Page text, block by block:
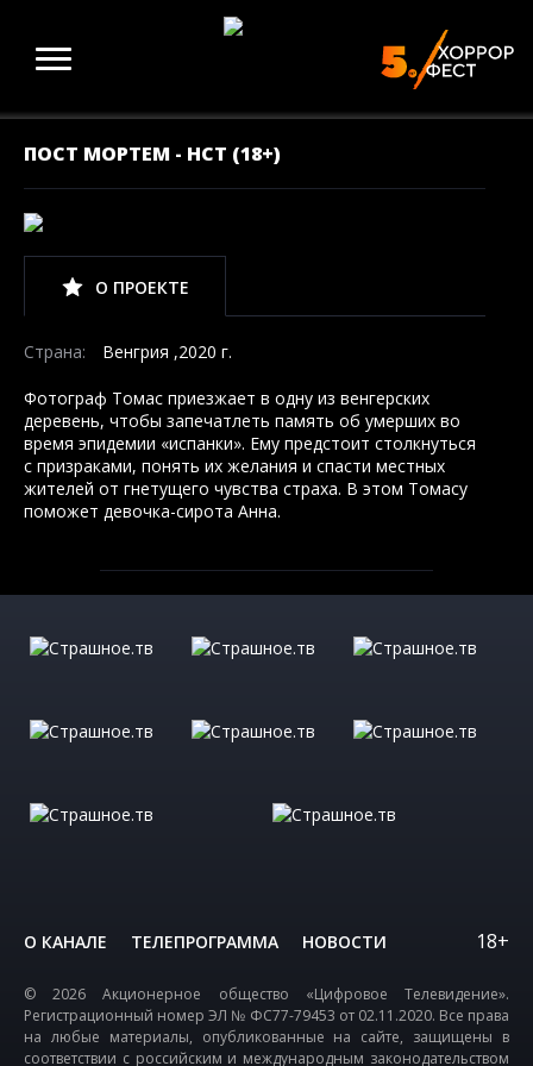
ПОСТ МОРТЕМ - НСТ (18+)
О ПРОЕКТЕ
Страна: Венгрия ,2020 г.
Фотограф Томас приезжает в одну из венгерских
деревень, чтобы запечатлеть память об умерших во
время эпидемии «испанки». Ему предстоит столкнуться
с призраками, понять их желания и спасти местных
жителей от гнетущего чувства страха. В этом Томасу
поможет девочка-сирота Анна.
О КАНАЛЕ ТЕЛЕПРОГРАММА НОВОСТИ 18+
© 2026 Акционерное общество «Цифровое Телевидение».
Регистрационный номер ЭЛ № ФС77-79453 от 02.11.2020. Все права
на любые материалы, опубликованные на сайте, защищены в
соответствии с российским и международным законодательством